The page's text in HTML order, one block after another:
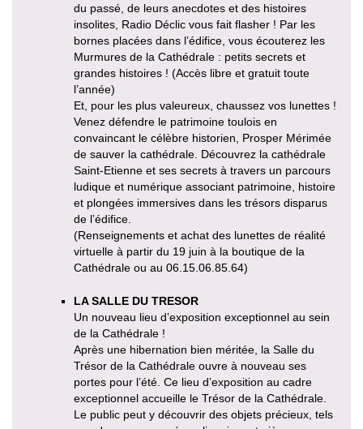
du passé, de leurs anecdotes et des histoires
insolites, Radio Déclic vous fait flasher ! Par les
bornes placées dans l’édifice, vous écouterez les
Murmures de la Cathédrale : petits secrets et
grandes histoires ! (Accès libre et gratuit toute
l’année)
Et, pour les plus valeureux, chaussez vos lunettes !
Venez défendre le patrimoine toulois en
convaincant le célèbre historien, Prosper Mérimée
de sauver la cathédrale. Découvrez la cathédrale
Saint-Etienne et ses secrets à travers un parcours
ludique et numérique associant patrimoine, histoire
et plongées immersives dans les trésors disparus
de l’édifice.
(Renseignements et achat des lunettes de réalité
virtuelle à partir du 19 juin à la boutique de la
Cathédrale ou au 06.15.06.85.64)
LA SALLE DU TRESOR
Un nouveau lieu d’exposition exceptionnel au sein
de la Cathédrale !
Après une hibernation bien méritée, la Salle du
Trésor de la Cathédrale ouvre à nouveau ses
portes pour l’été. Ce lieu d’exposition au cadre
exceptionnel accueille le Trésor de la Cathédrale.
Le public peut y découvrir des objets précieux, tels